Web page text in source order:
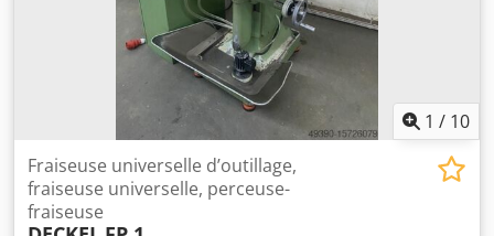
1 / 10
Fraiseuse universelle d’outillage,
fraiseuse universelle, perceuse-
fraiseuse